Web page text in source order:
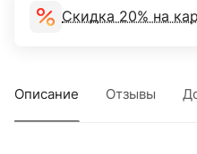
Скидка 20% на
Описание Отзывы